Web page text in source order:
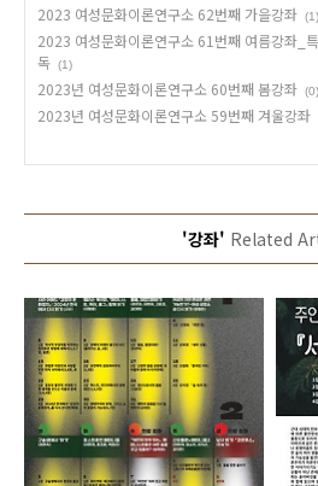
2023 여성문화이론연구소 62번째 가을강좌 (1)
2023 여성문화이론연구소 61번째 여름강좌_
독 (1)
2023년 여성문화이론연구소 60번째 봄강좌 (0)
2023년 여성문화이론연구소 59번째 겨울강좌
'강좌' Related